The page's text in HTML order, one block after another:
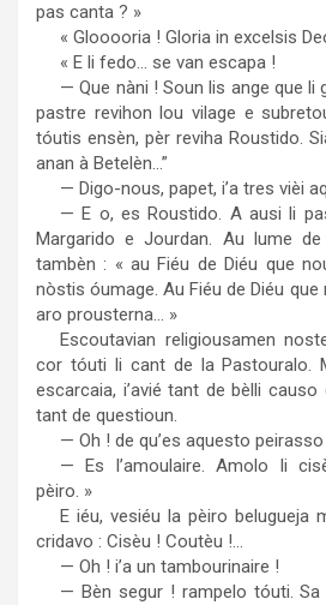
pas canta ? »
« Glooooria ! Gloria in excelsis
« E li fedo… se van escapa !
— Que nàni ! Soun lis ange que li
pastre revihon lou vilage e
tóutis ensèn, pèr reviha Roustido.
anan à Betelèn…”
— Digo-nous, papet, i’a tres vièi
— E o, es Roustido. A ausi li
Margarido e Jourdan. Au lume
tambèn : « au Fiéu de Diéu que
nòstis óumage. Au Fiéu de Diéu
aro prousterna… »
Escoutavian religiousamen
cor tóuti li cant de la Pastouralo.
escarcaia, i’avié tant de bèlli
tant de questioun.
— Oh ! de qu’es aquesto
— Es l’amoulaire. Amolo li
pèiro. »
E iéu, vesiéu la pèiro belugueja
cridavo : Cisèu ! Coutèu !…
— Oh ! i’a un tambourinaire !
— Bèn segur ! rampelo tóuti.